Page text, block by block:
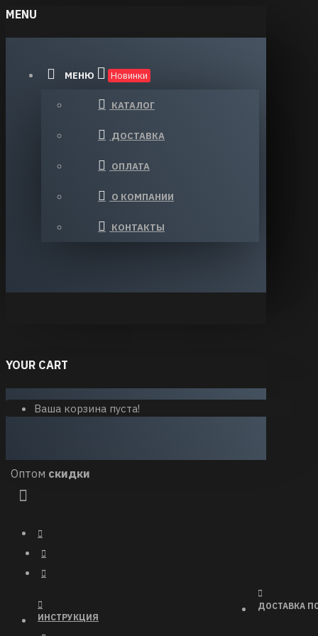
MENU
МЕНЮ Новинки
КАТАЛОГ
ДОСТАВКА
ОПЛАТА
О КОМПАНИИ
КОНТАКТЫ
YOUR CART
Ваша корзина пуста!
Оптом скидки
ДОСТАВКА
ИНСТРУКЦИЯ